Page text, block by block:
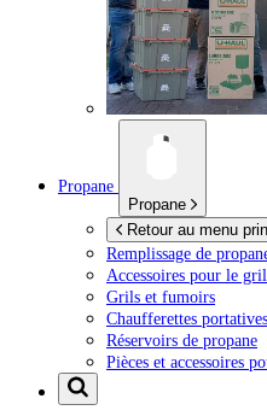
Propane
Propane
Retour au menu
Remplissage de
Accessoires pour le gril
Grils et fumoirs
Chaufferettes portatives
Réservoirs de propane
Pièces et accessoires